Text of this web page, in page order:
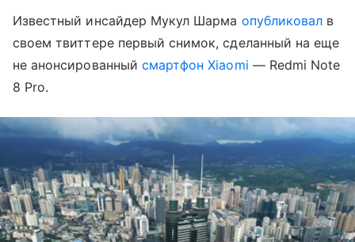
Известный инсайдер Мукул Шарма опубликовал в
своем твиттере первый снимок, сделанный на еще
не анонсированный смартфон Xiaomi — Redmi Note
8 Pro.